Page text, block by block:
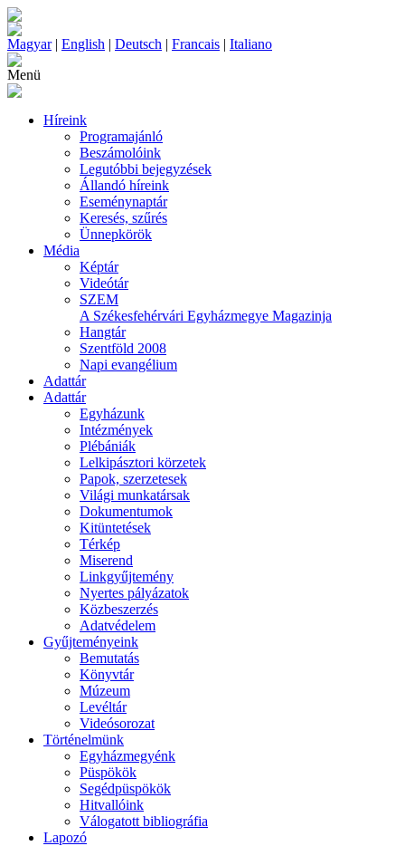
Magyar| English | Deutsch | Francais | Italiano
Menü
Híreink
Programajánló
Beszámolóink
Legutóbbi bejegyzések
Állandó híreink
Eseménynaptár
Keresés, szűrés
Ünnepkörök
Média
Képtár
Videótár
SZEM
A Székesfehérvári Egyházmegye Magazinja
Hangtár
Szentföld 2008
Napi evangélium
Adattár
Adattár
Egyházunk
Intézmények
Plébániák
Lelkipásztori körzetek
Papok, szerzetesek
Világi munkatársak
Dokumentumok
Kitüntetések
Térkép
Miserend
Linkgyűjtemény
Nyertes pályázatok
Közbeszerzés
Adatvédelem
Gyűjteményeink
Bemutatás
Könyvtár
Múzeum
Levéltár
Videósorozat
Történelmünk
Egyházmegyénk
Püspökök
Segédpüspökök
Hitvallóink
Válogatott bibliográfia
Lapozó